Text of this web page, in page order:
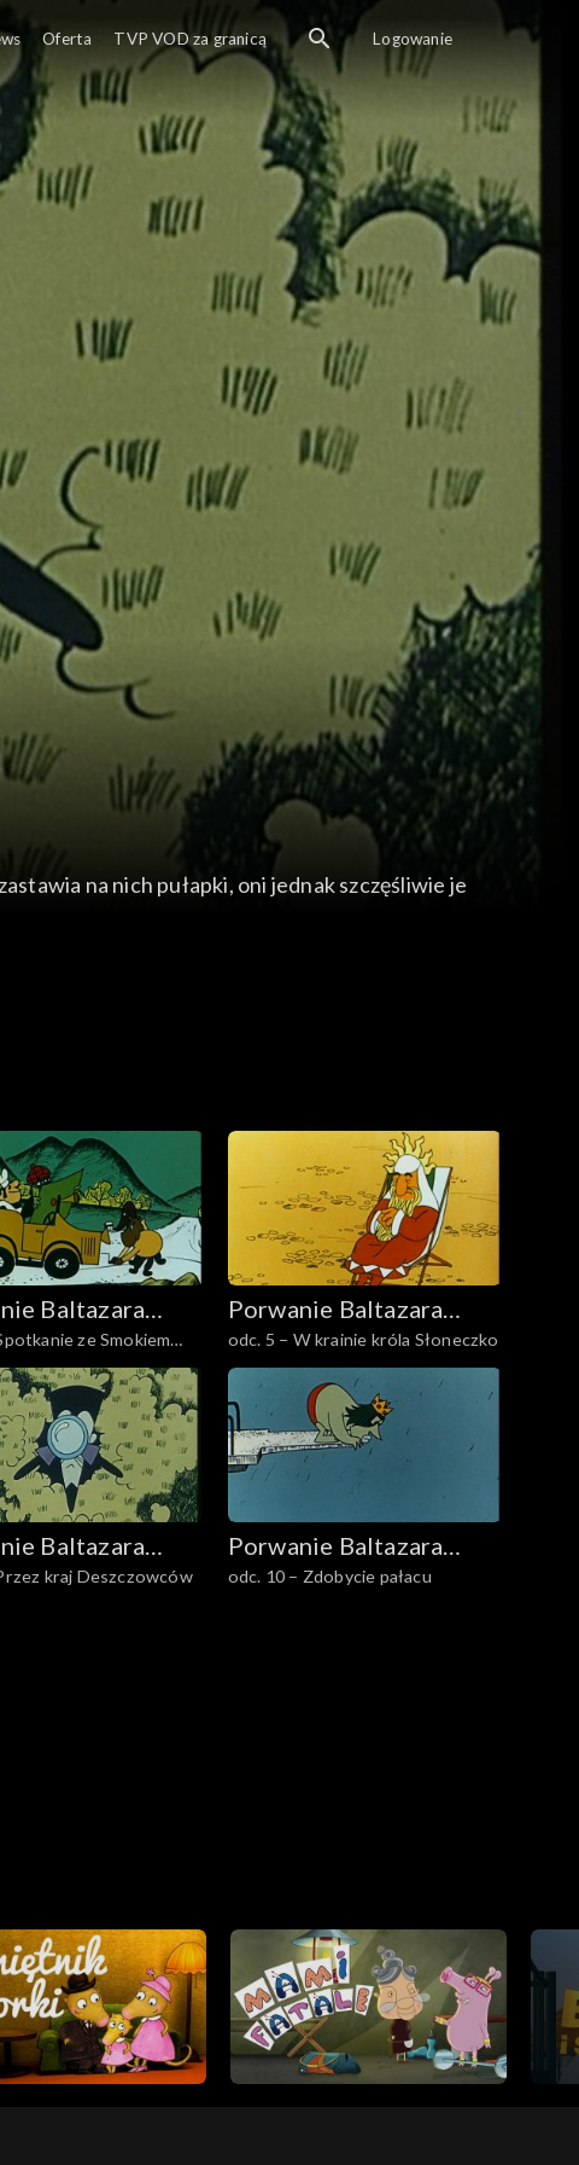
na nich pułapki, oni jednak szczęśliwie je
Baltazara
ze Smokiem
Porwanie Baltazara
Gąbki
odc. 5 – W krainie króla Słoneczko
Baltazara
kraj Deszczowców
Porwanie Baltazara
Gąbki
odc. 10 – Zdobycie pałacu
Oferta TVP VOD za granicą Logowanie